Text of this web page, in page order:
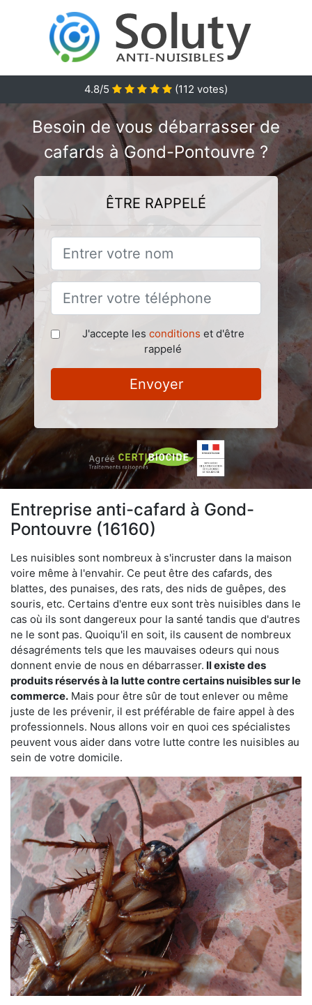
4.8/5 (112 votes)
Besoin de vous débarrasser de
cafards à Gond-Pontouvre ?
ÊTRE RAPPELÉ
J'accepte les conditions et d'être
rappelé
Envoyer
Entreprise anti-cafard à Gond-
Pontouvre (16160)
Les nuisibles sont nombreux à s'incruster dans la maison
voire même à l'envahir. Ce peut être des cafards, des
blattes, des punaises, des rats, des nids de guêpes, des
souris, etc. Certains d'entre eux sont très nuisibles dans le
cas où ils sont dangereux pour la santé tandis que d'autres
ne le sont pas. Quoiqu'il en soit, ils causent de nombreux
désagréments tels que les mauvaises odeurs qui nous
donnent envie de nous en débarrasser. Il existe des
produits réservés à la lutte contre certains nuisibles sur le
commerce. Mais pour être sûr de tout enlever ou même
juste de les prévenir, il est préférable de faire appel à des
professionnels. Nous allons voir en quoi ces spécialistes
peuvent vous aider dans votre lutte contre les nuisibles au
sein de votre domicile.